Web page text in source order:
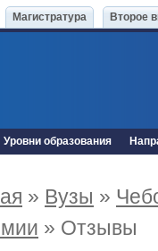
Магистратура Второе
Уровни образования
» Вузы »
» Отзывы